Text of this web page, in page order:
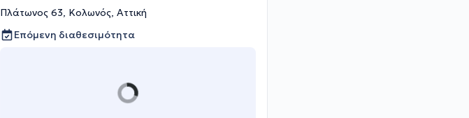
Πλάτωνος 63, Κολωνός, Αττική
Επόμενη διαθεσιμότητα